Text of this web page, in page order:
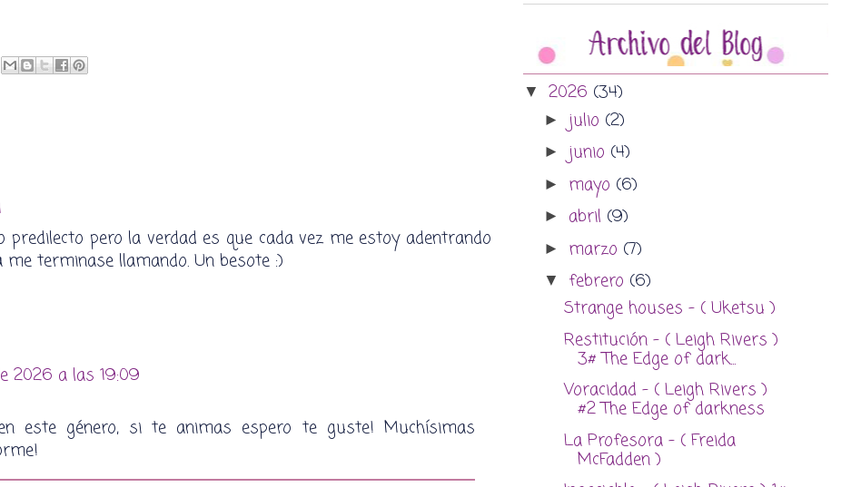
predilecto pero la verdad es que cada vez me estoy adentrando
terminase llamando. Un besote :)
2026 a las 19:09
este género, si te animas espero te guste! Muchísimas
▼ 2026 (34)
► julio (2)
► junio (4)
► mayo (6)
► abril (9)
► marzo (7)
▼ febrero (6)
Strange houses - ( Uketsu )
Restitución - ( Leigh Rivers )
3# The Edge of dark...
Voracidad - ( Leigh Rivers )
#2 The Edge of darkness
La Profesora - ( Freida
McFadden )